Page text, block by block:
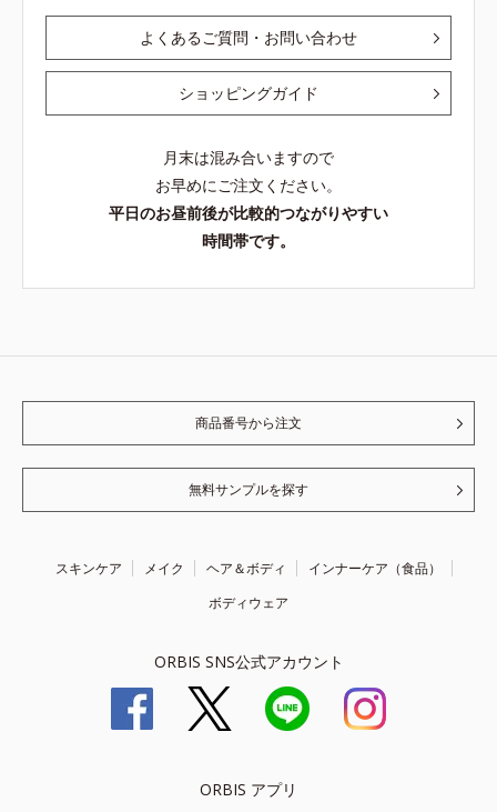
よくあるご質問・お問い合わせ
ショッピングガイド
月末は混み合いますので
お早めにご注文ください。
平日のお昼前後が比較的つながりやすい
時間帯です。
商品番号から注文
無料サンプルを探す
スキンケア メイク ヘア＆ボディ
インナーケア（食品）
ボディウェア
ORBIS SNS公式アカウント
ORBIS アプリ